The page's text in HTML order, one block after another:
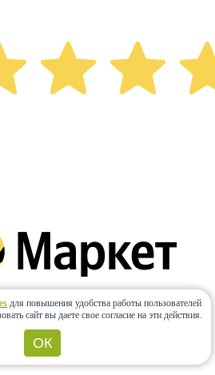
для повышения удобства работы пользователей
сайт вы даете свое согласие на эти действия.
ОК